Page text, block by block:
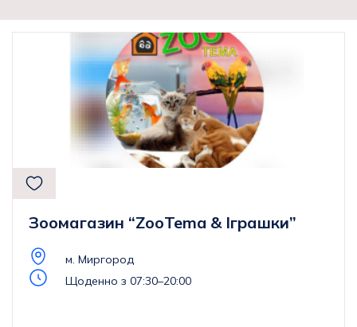
Зоомагазин “ZooTema & Іграшки”
м. Миргород
Щоденно з 07:30–20:00